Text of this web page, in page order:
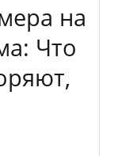
на
Что